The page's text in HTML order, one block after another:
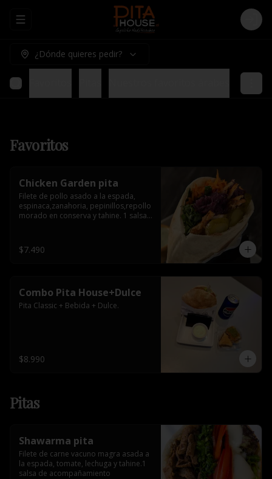
Abrir menu de navegación Login
¿Dónde quieres pedir?
Favoritos
Chicken Garden pita
Filete de pollo asado a la espada,
espinaca,zanahoria, pepinillos,repollo
morado en conserva y tahine. 1 salsa
$7.490
Combo Pita House+Dulce
Pita Classic + Bebida + Dulce.
$8.990
Pitas
Shawarma pita
Filete de carne vacuno magra asada a
la espada, tomate, lechuga y tahine.1
salsa de acompañamiento